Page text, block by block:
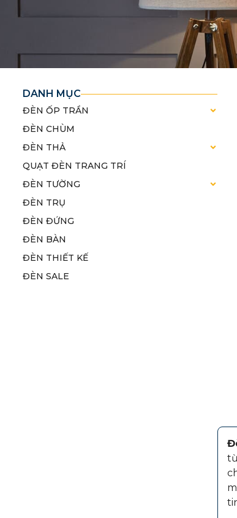
DANH MỤC
ĐÈN ỐP TRẦN
ĐÈN CHÙM
ĐÈN THẢ
QUẠT ĐÈN TRANG TRÍ
ĐÈN TƯỜNG
ĐÈN TRỤ
ĐÈN ĐỨNG
ĐÈN BÀN
ĐÈN THIẾT KẾ
ĐÈN SALE